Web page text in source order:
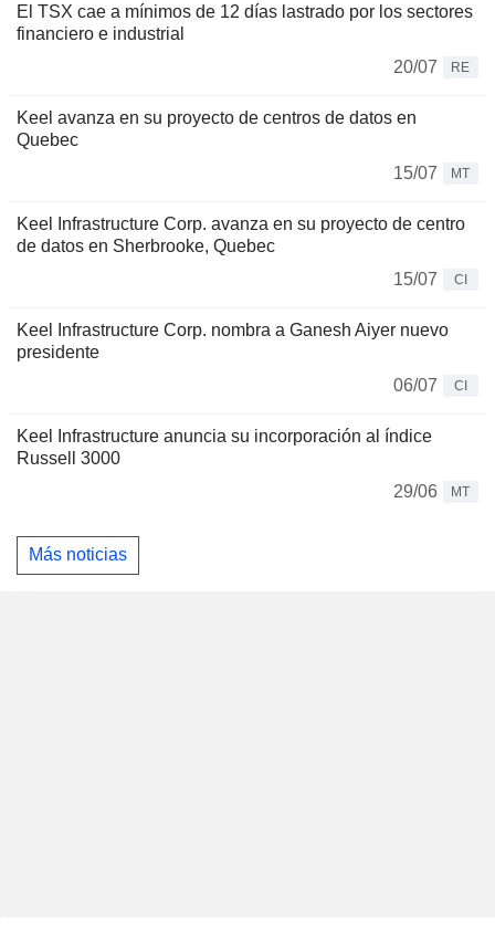
El TSX cae a mínimos de 12 días lastrado por los sectores
financiero e industrial
20/07
RE
Keel avanza en su proyecto de centros de datos en
Quebec
15/07
MT
Keel Infrastructure Corp. avanza en su proyecto de centro
de datos en Sherbrooke, Quebec
15/07
CI
Keel Infrastructure Corp. nombra a Ganesh Aiyer nuevo
presidente
06/07
CI
Keel Infrastructure anuncia su incorporación al índice
Russell 3000
29/06
MT
Más noticias